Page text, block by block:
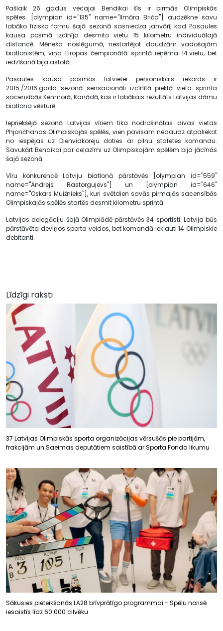
Pašlaik 26 gadus vecajai Bendikai šīs ir pirmās Olimpiskās
spēles. [olympian id="135" name="Ilmāra Briča"] audzēkne savu
labāko fizisko formu šajā sezonā sasniedza janvārī, kad Pasaules
kausa posmā izcīnīja desmito vietu 15 kilometru individuālajā
distancē. Mēneša noslēgumā, nestartējot daudzām vadošajām
biatlonistēm, viņa Eiropas čempionātā sprintā ieņēma 14.vietu, bet
iedzīšanā bija astotā.
Pasaules kausa posmos latvietei personiskais rekords ir
2015./2016.gada sezonā sensacionāli izcīnītā piektā vieta sprinta
sacensībās Kenmorā, Kanādā, kas ir labākais rezultāts Latvijas dāmu
biatlona vēsturē.
Iepriekšējā sezonā Latvijas vīriem tika nodrošinātas divas vietas
Phjončhanas Olimpiskajās spēlēs, vien pavisam nedaudz atpaliekot
no iespējas uz Dienvidkoreju doties ar pilnu stafetes komandu.
Savukārt Bendikai par ceļazīmi uz Olimpiskajām spēlēm bija jācīnās
šajā sezonā.
Vīru konkurencē Latviju biatlonā pārstāvēs [olympian id="559"
name="Andrejs Rastorgujevs"] un [olympian id="646"
name="Oskars Muižnieks"], kuri svētdien savās pirmajās sacensībās
Olimpiskajās spēlēs startēs desmit kilometru sprintā.
Latvijas delegāciju šajā Olimpiādē pārstāvēs 34 sportisti. Latvija būs
pārstāvēta deviņos sporta veidos, bet komandā iekļauti 14 Olimpiskie
debitanti.
Līdzīgi raksti
37 Latvijas Olimpiskās sporta organizācijas vērsušās pie partijām,
frakcijām un Saeimas deputātiem saistībā ar Sporta Fonda likumu
Sākusies pieteikšanās LA28 brīvprātīgo programmai - Spēļu norisē
iesaistīs līdz 60 000 cilvēku